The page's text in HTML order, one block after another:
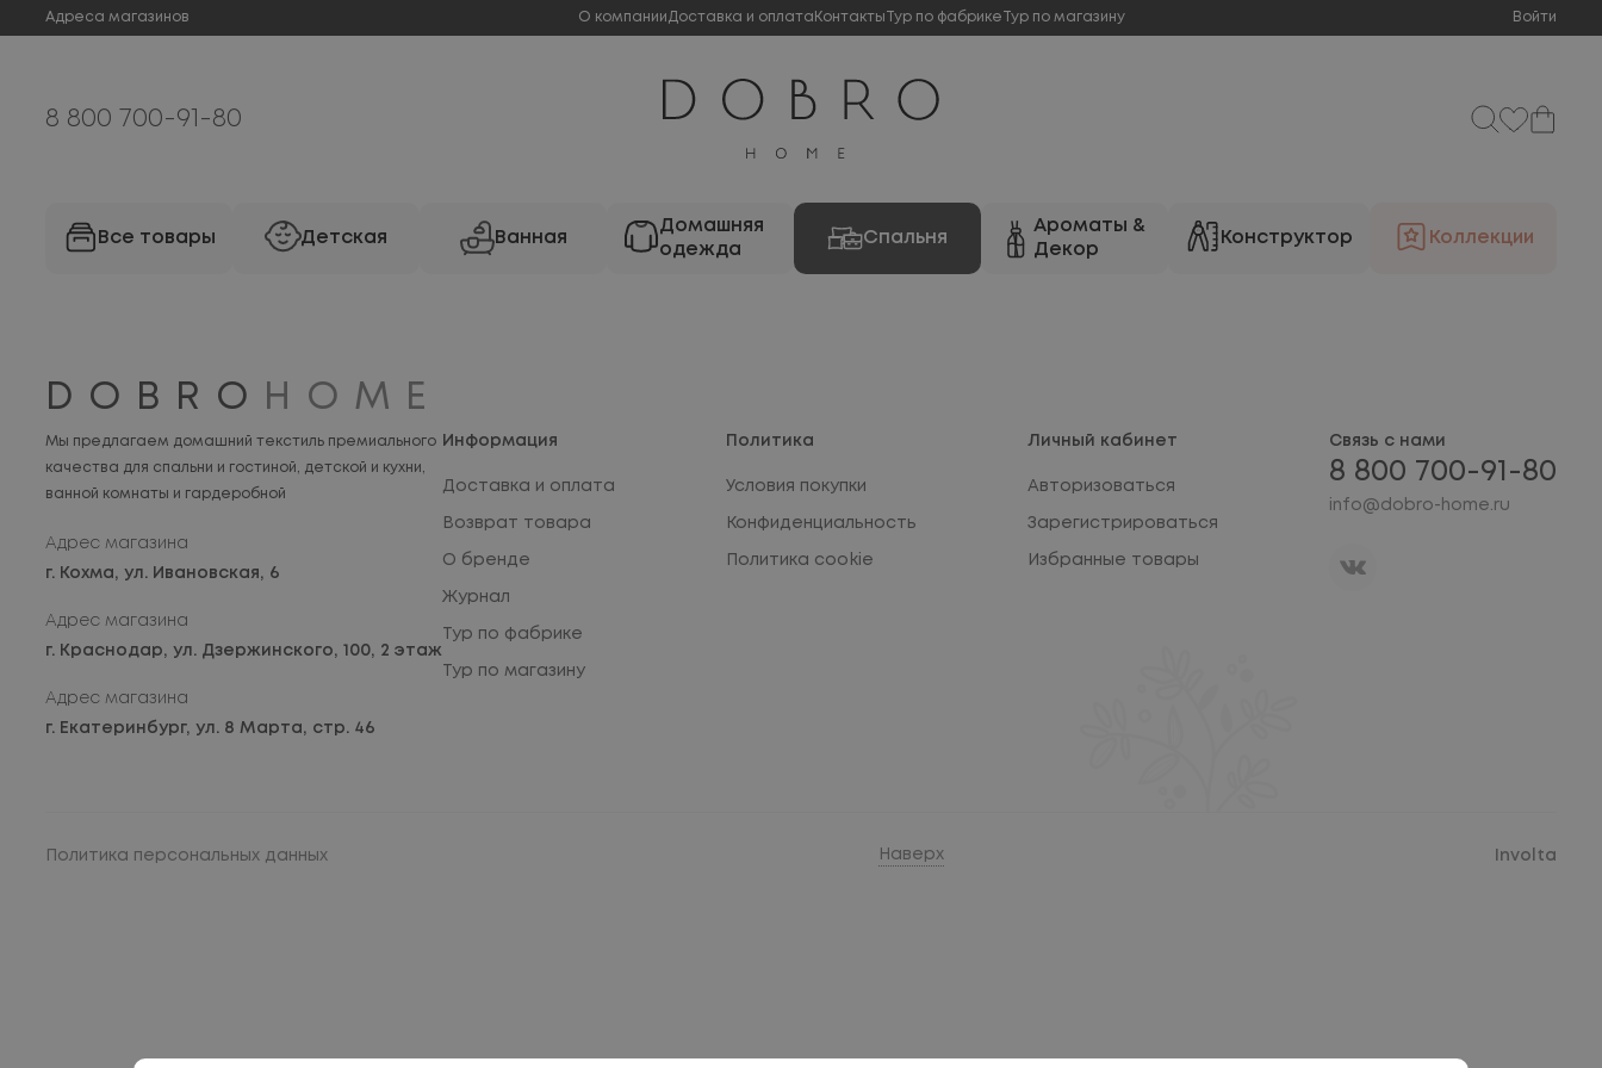
Адреса магазинов О компании Доставка и оплата Контакты Тур по фабрике Тур по магазину Войти
8 800 700-91-80
Все товары Детская Ванная
Домашняя
одежда
Спальня
Ароматы &
Декор
Конструктор Коллекции
DOBRO HOME
Мы предлагаем домашний текстиль премиального
качества для спальни и гостиной, детской и кухни,
ванной комнаты и гардеробной
Адрес магазина
г. Кохма, ул. Ивановская, 6
Адрес магазина
г. Краснодар, ул. Дзержинского, 100, 2 этаж
Адрес магазина
г. Екатеринбург, ул. 8 Марта, стр. 46
Информация
Доставка и оплата
Возврат товара
О бренде
Журнал
Тур по фабрике
Тур по магазину
Политика
Условия покупки
Конфиденциальность
Политика cookie
Личный кабинет
Авторизоваться
Зарегистрироваться
Избранные товары
Связь с нами
8 800 700-91-80
info@dobro-home.ru
Политика персональных данных Наверх Involta